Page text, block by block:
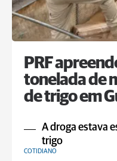
PRF
tonelada de
de trigo em
A droga estava
trigo
COTIDIANO